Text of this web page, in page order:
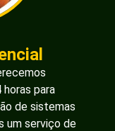
para
de sistemas
um serviço de